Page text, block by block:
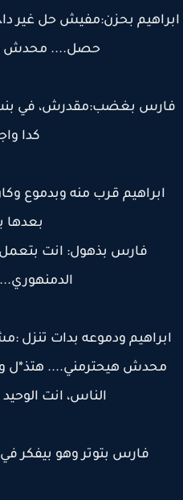
بحزن:مفيش حل غير دا،
حصل.... محدش
بغضب:مقدرش، في بنت
كدا
ابراهيم قرب منه وبدموع
بعدها
فارس بذهول: انت بتعمل
الدمنهوري....
ودموعه بدات تنزل
محدش هيحترمني.... هتذ*ل
الناس، انت الوحيد
فارس بتوتر وهو بيفكر